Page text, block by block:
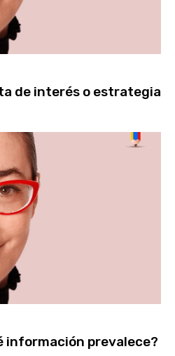
de interés o estrategia
información prevalece?